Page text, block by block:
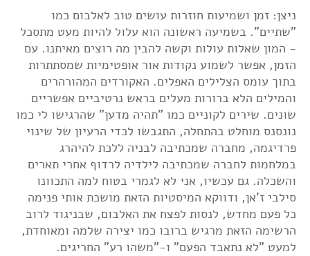
ניצן: זמן ושמיעות חוזרות עושים טוב לאלבום כמו
"שתיים". בשמיעה ראשונה הוא עלול להיות מעט מתסכל
- המון שאלות עולות וקשה להבין מה רוצים מאיתנו. עם
הזמן, אפשר לשמוע נקודות אור אופטימיות שמסתתרות
בתוך עומס הצלילים האפלים. האקורדים המהורהרים
והמילים הלא ברורות מעלים בראש נרטיביים אפשריים
שונים. שירים לקוניים כמו "תהיה מדען" שהרגישו לי כמו
נונסנס מוחלט בהתחלה, התגבשו לכדי הרעיון של שינוי
פרדיגמה, מחברה שמכתיבה לבניה ללכת להיהרג
במלחמות לחברה שמכתיבה לילדיה לרדוף אחרי תארים
והשכלה. גם עכשיו, אני לא לגמרי בטוח למה התכוונו
סילבי ז'אן, ודווקא המיסטיות הזאת מושכת אותי פנימה
כל פעם מחדש, לנסות לפצח את האלבום, שבניגוד לרוב
הרשימה הזאת מרגיש ברובו כמו יצירה שלמה ומאוחדת,
למעט "לא נתאבד הפעם" ו-"משהו רע" החריגים.